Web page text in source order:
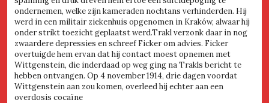
ondernemen, welke zijn kameraden nochtans verhinderden. Hij
werd in een militair ziekenhuis opgenomen in Kraków, alwaar hij
onder strikt toezicht geplaatst werd.Trakl verzonk daar in nog
zwaardere depressies en schreef Ficker om advies. Ficker
overtuigde hem ervan dat hij contact moest opnemen met
Wittgenstein, die inderdaad op weg ging na Trakls bericht te
hebben ontvangen. Op 4 november 1914, drie dagen voordat
Wittgenstein aan zou komen, overleed hij echter aan een
overdosis cocaïne